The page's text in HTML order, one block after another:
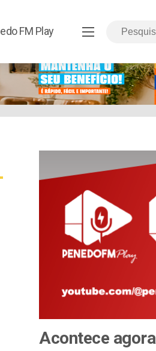
FM Play
Acontece agora